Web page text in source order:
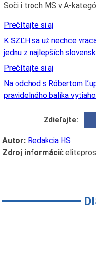
Soči i troch MS v A-
Prečítajte si aj
K SZĽH sa už nechce
jednu z najlepších
Prečítajte si aj
Na odchod s Róbertom
pravidelného balíka
Zdieľajte:
Autor: Redakcia HS
Zdroj informácií: